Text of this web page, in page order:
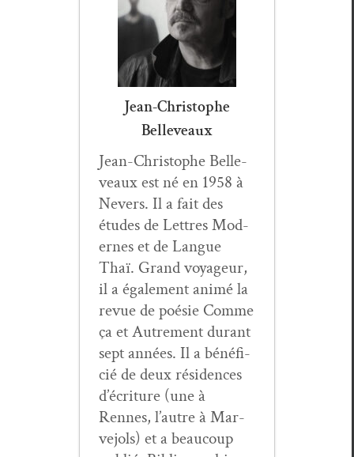
Jean-Christophe
Belleveaux
Jean-Christophe Belle­
veaux est né en 1958 à
Nev­ers. Il a fait des
études de Let­tres Mod­
ernes et de Langue
Thaï. Grand voyageur,
il a égale­ment ani­mé la
revue de poésie Comme
ça et Autrement durant
sept années. Il a béné­fi­
cié de deux rési­dences
d’écri­t­ure (une à
Rennes, l’autre à Mar­
ve­jols) et a beau­coup